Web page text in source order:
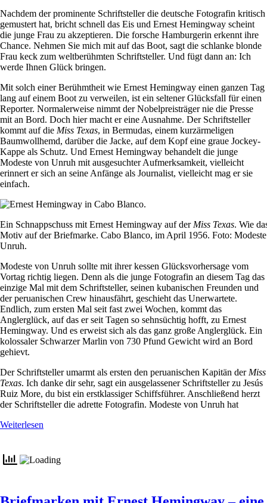
Nachdem der prominente Schriftsteller die deutsche Fotografin kritisch
gemustert hat, bricht schnell das Eis und Ernest Hemingway scheint
die junge Frau zu akzeptieren. Die forsche Hamburgerin erkennt ihre
Chance. Nehmen Sie mich mit auf das Boot, sagt die schlanke blonde
Frau keck zum weltberühmten Schriftsteller. Und fügt dann an: Ich
werde Ihnen Glück bringen.
Mit solch einer Berühmtheit wie Ernest Hemingway einen ganzen Tag
lang auf einem Boot zu verweilen, ist ein seltener Glücksfall für einen
Reporter. Normalerweise nimmt der Nobelpreisträger nie die Presse
mit an Bord. Doch hier macht er eine Ausnahme. Der Schriftsteller
kommt auf die Miss Texas, in Bermudas, einem kurzärmeligen
Baumwollhemd, darüber die Jacke, auf dem Kopf eine graue Jockey-
Kappe als Schutz. Und Ernest Hemingway behandelt die junge
Modeste von Unruh mit ausgesuchter Aufmerksamkeit, vielleicht
erinnert er sich an seine Anfänge als Journalist, vielleicht mag er sie
einfach.
Ein Schnappschuss mit Ernest Hemingway auf der Miss Texas. Wie
Motiv auf der Briefmarke. Cabo Blanco, im April 1956. Foto:
Unruh.
Modeste von Unruh sollte mit ihrer kessen Glücksvorhersage vom
Vortag richtig liegen. Denn als die junge Fotografin an diesem Tag das
einzige Mal mit dem Schriftsteller, seinen kubanischen Freunden und
der peruanischen Crew hinausfährt, geschieht das Unerwartete.
Endlich, zum ersten Mal seit fast zwei Wochen, kommt das
Anglerglück, auf das er seit Tagen so sehnsüchtig hofft, zu Ernest
Hemingway. Und es erweist sich als das ganz große Anglerglück. Ein
kolossaler Schwarzer Marlin von 730 Pfund Gewicht wird an Bord
gehievt.
Der Schriftsteller umarmt als ersten den peruanischen Kapitän der Miss
Texas. Ich danke dir sehr, sagt ein ausgelassener Schriftsteller zu Jesús
Ruiz More, du bist ein erstklassiger Schiffsführer. Anschließend herzt
der Schriftsteller die adrette Fotografin. Modeste von Unruh hat
Weiterlesen